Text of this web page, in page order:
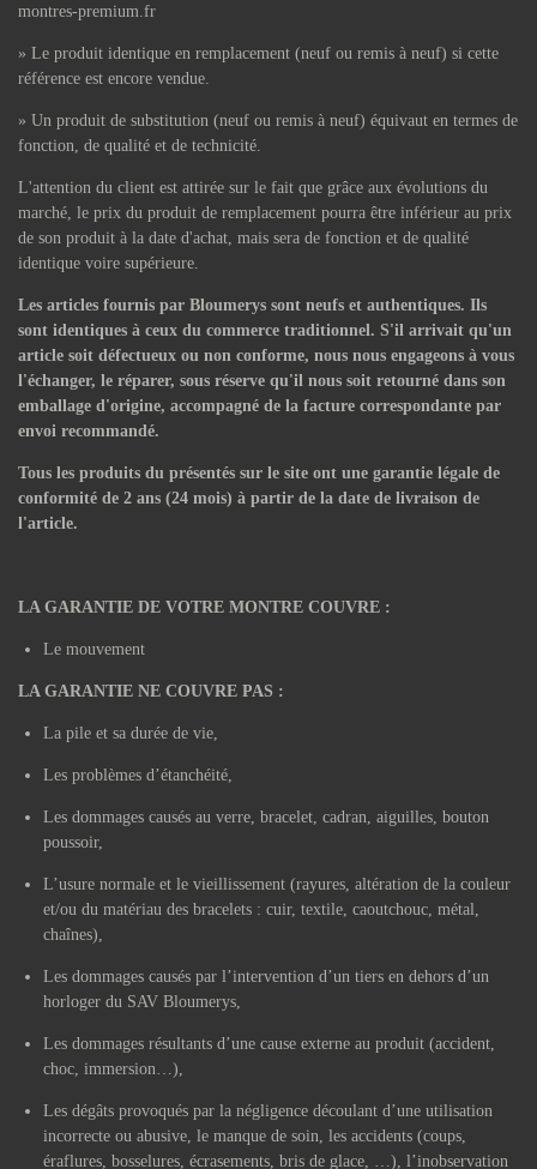
montres-premium.fr
» Le produit identique en remplacement (neuf ou remis à neuf) si cette
référence est encore vendue.
» Un produit de substitution (neuf ou remis à neuf) équivaut en termes de
fonction, de qualité et de technicité.
L'attention du client est attirée sur le fait que grâce aux évolutions du
marché, le prix du produit de remplacement pourra être inférieur au prix
de son produit à la date d'achat, mais sera de fonction et de qualité
identique voire supérieure.
Les articles fournis par Bloumerys sont neufs et authentiques. Ils
sont identiques à ceux du commerce traditionnel. S'il arrivait qu'un
article soit défectueux ou non conforme, nous nous engageons à vous
l'échanger, le réparer, sous réserve qu'il nous soit retourné dans son
emballage d'origine, accompagné de la facture correspondante par
envoi recommandé.
Tous les produits du présentés sur le site ont une garantie légale de
conformité de 2 ans (24 mois) à partir de la date de livraison de
l'article.
LA GARANTIE DE VOTRE MONTRE COUVRE :
Le mouvement
LA GARANTIE NE COUVRE PAS :
La pile et sa durée de vie,
Les problèmes d’étanchéité,
Les dommages causés au verre, bracelet, cadran, aiguilles, bouton
poussoir,
L’usure normale et le vieillissement (rayures, altération de la couleur
et/ou du matériau des bracelets : cuir, textile, caoutchouc, métal,
chaînes),
Les dommages causés par l’intervention d’un tiers en dehors d’un
horloger du SAV Bloumerys,
Les dommages résultants d’une cause externe au produit (accident,
choc, immersion…),
Les dégâts provoqués par la négligence découlant d’une utilisation
incorrecte ou abusive, le manque de soin, les accidents (coups,
éraflures, bosselures, écrasements, bris de glace, …), l’inobservation